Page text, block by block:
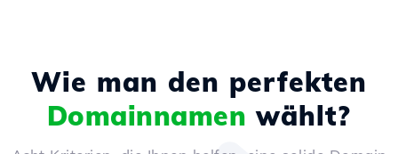
Wie man den perfekten
Domainnamen wählt?